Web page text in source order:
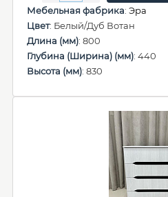
Мебельная фабрика: Эра
Цвет: Белый/Дуб Вотан
Длина (мм): 800
Глубина (Ширина) (мм): 440
Высота (мм): 830